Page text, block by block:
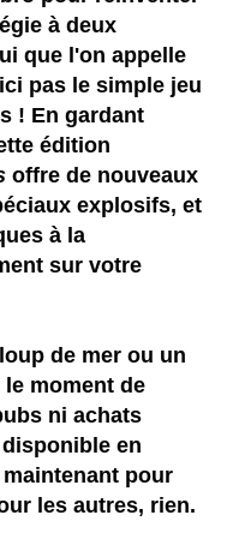
à deux
que l'on appelle
pas le simple jeu
! En gardant
édition
offre de nouveaux
explosifs, et
à la
sur votre
de mer ou un
moment de
ni achats
en
pour
les autres, rien.